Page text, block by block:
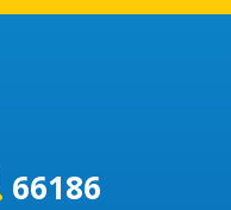
66186